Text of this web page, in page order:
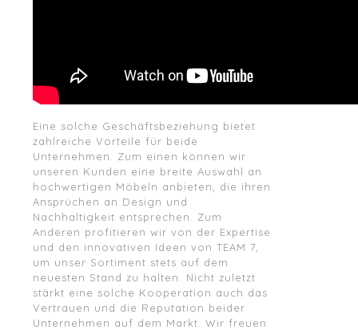
Eine solche Geschäftsbeziehung bietet
zahlreiche Vorteile für beide
Unternehmen. Zum einen können wir
unseren Kunden eine breite Auswahl an
hochwertigen Möbeln anbieten, die ihren
Ansprüchen an Design und
Nachhaltigkeit entsprechen. Zum
Anderen profitieren wir von der Expertise
und den innovativen Ideen von TEAM 7,
um unser Sortiment stets auf dem
neuesten Stand zu halten. Nicht zuletzt
stärkt eine solche Kooperation auch das
Vertrauen und die Reputation beider
Unternehmen auf dem Markt. Wir freuen